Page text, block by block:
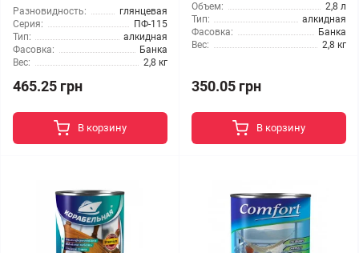
Разновидность:
глянцевая
Серия:
ПФ-115
Тип:
алкидная
Фасовка:
Банка
Вес:
2,8 кг
465.25 грн
В корзину
Объем:
2,8 л
Тип:
алкидная
Фасовка:
Банка
Вес:
2,8 кг
350.05 грн
В корзину